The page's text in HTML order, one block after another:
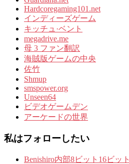
Hardcoregaming101.net
インディーズゲーム
キッチュ·ベント
megadrive.me
母 3 ファン翻訳
海賊版ゲームの中央
佐竹
Shmup
smspower.org
Unseen64
ビデオゲームデン
アーケードの世界
私はフォローしたい
Benishiro内部8ビット16ビット